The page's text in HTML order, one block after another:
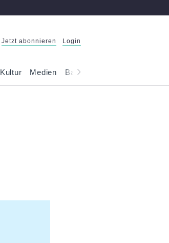
Jetzt abonnieren Login
Kultur Medien Bayern